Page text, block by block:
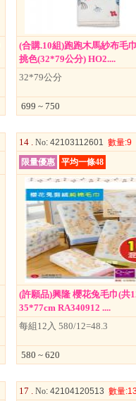
(合購.10組)跑跑木馬紗布毛
挑色(32*79公分) HO2....
32*79公分
699 ~ 750
14 . No: 42103112601 數量:9
限量優惠
平均一條48
(許願品)興隆 櫻花兔毛巾(共
35*77cm RA340912 ....
每組12入 580/12=48.3
580 ~ 620
17 . No: 42104120513 數量